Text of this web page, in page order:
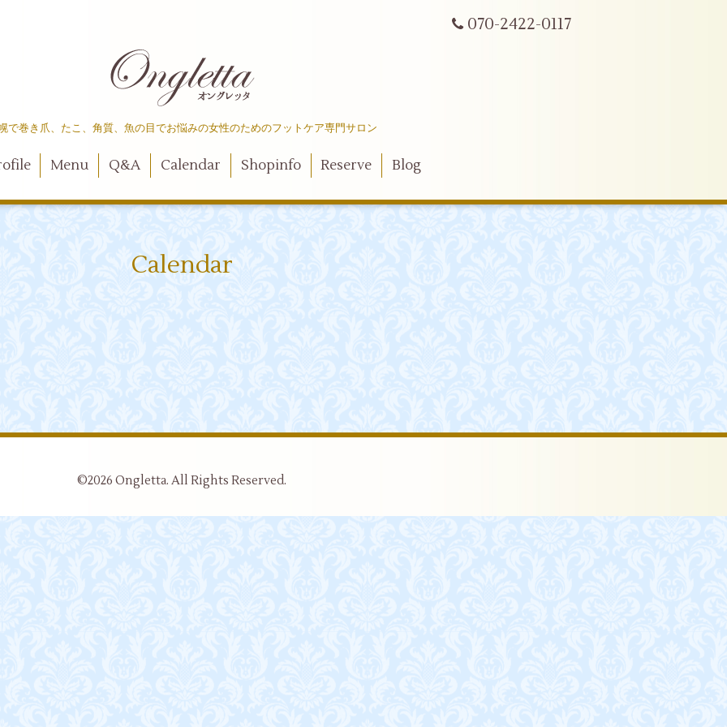
070-2422-0117
で巻き爪、たこ、角質、魚の目でお悩みの女性のためのフットケア専門サロン
Menu Q&A Calendar Shopinfo Reserve Blog
Calendar
©2026 Ongletta. All Rights Reserved.